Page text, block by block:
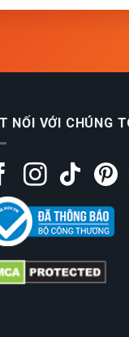
NỐI VỚI CHÚNG